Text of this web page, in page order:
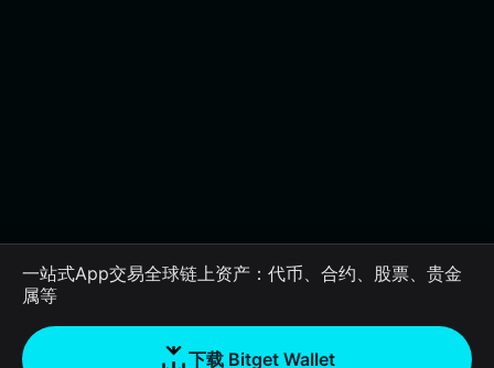
一站式App交易全球链上资产：代币、合约、股票、贵金
属等
下载 Bitget Wallet